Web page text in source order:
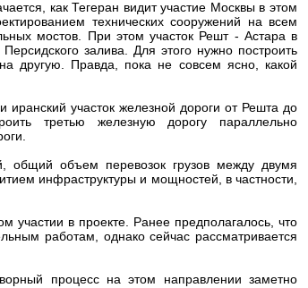
как Тегеран видит участие Москвы в этом
технических сооружений на всем
мостов. При этом участок Решт - Астара в
залива. Для этого нужно построить
другую. Правда, пока не совсем ясно, какой
участок железной дороги от Решта до
третью железную дорогу параллельно
общий объем перевозок грузов между двумя
инфраструктуры и мощностей, в частности,
в проекте. Ранее предполагалось, что
работам, однако сейчас рассматривается
процесс на этом направлении заметно